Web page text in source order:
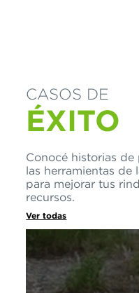
CASOS DE
ÉXITO
Conocé historias
las herramientas
para mejorar tus
recursos.
Ver todas